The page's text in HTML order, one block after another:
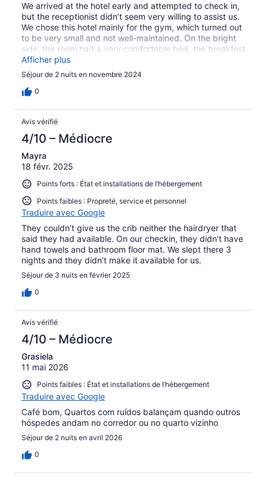
We arrived at the hotel early and attempted to check in,
but the receptionist didn’t seem very willing to assist us.
We chose this hotel mainly for the gym, which turned out
to be very small and not well-maintained. On the bright
side, the room had a very comfortable bed, the breakfast
was excellent, and the location is conveniently close to
everything
Afficher plus
Séjour de 2 nuits en novembre 2024
0
Avis vérifié
4/10 – Médiocre
Mayra
18 févr. 2025
Points forts : État et installations de l’hébergement
Points faibles : Propreté, service et personnel
Traduire avec Google
They couldn’t give us the crib neither the hairdryer that
said they had available. On our checkin, they didn’t have
hand towels and bathroom floor mat. We slept there 3
nights and they didn’t make it available for us.
Séjour de 3 nuits en février 2025
0
Avis vérifié
4/10 – Médiocre
Grasiela
11 mai 2026
Points faibles : État et installations de l’hébergement
Traduire avec Google
Café bom, Quartos com ruídos balançam quando outros
hóspedes andam no corredor ou no quarto vizinho
Séjour de 2 nuits en avril 2026
0